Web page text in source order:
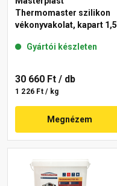
Thermomaster szilikon
vékonyvakolat, kapart 1,5
Gyártói készleten
30 660 Ft / db
1 226 Ft / kg
Megnézem